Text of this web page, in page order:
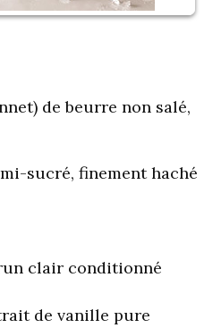
de beurre non salé,
sucré, finement haché
clair conditionné
de vanille pure